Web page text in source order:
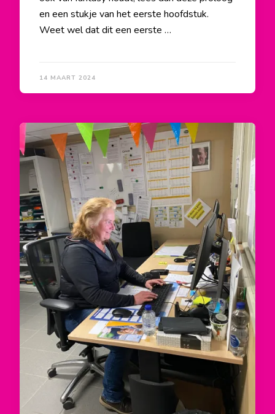
en een stukje van het eerste hoofdstuk.
Weet wel dat dit een eerste …
14 MAART 2024